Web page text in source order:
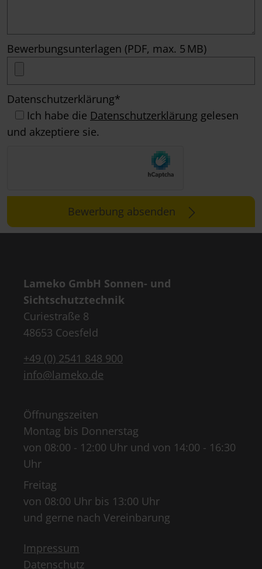
Bewerbungsunterlagen (PDF, max. 5 MB)
Datenschutzerklärung*
Ich habe die Datenschutzerklärung gelesen
und akzeptiere sie.
Bewerbung absenden
Lameko GmbH Sonnen- und
Sichtschutztechnik
Curiestraße 8
48653 Coesfeld
+49 (0) 2541 848 900
info@lameko.de
Öffnungszeiten
Montag bis Donnerstag
von 08:00 - 12:00 Uhr und von 14:00 - 16:30
Uhr
Freitag
von 08:00 Uhr bis 13:00 Uhr
und gerne nach Vereinbarung
Impressum
Datenschutz